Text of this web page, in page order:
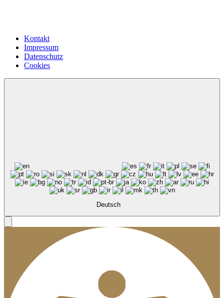
Kontakt
Impressum
Datenschutz
Cookies
Deutsch